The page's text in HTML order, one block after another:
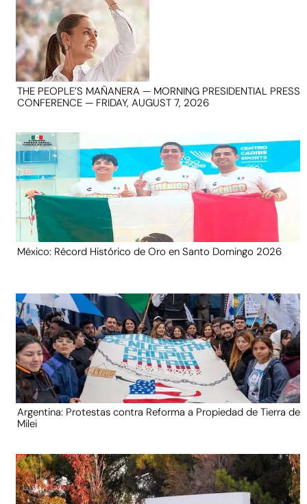
THE PEOPLE’S MAÑANERA — MORNING PRESIDENTIAL PRESS
CONFERENCE — FRIDAY, AUGUST 7, 2026
México: Récord Histórico de Oro en Santo Domingo 2026
Argentina: Protestas contra Reforma a Propiedad de Tierra de
Milei